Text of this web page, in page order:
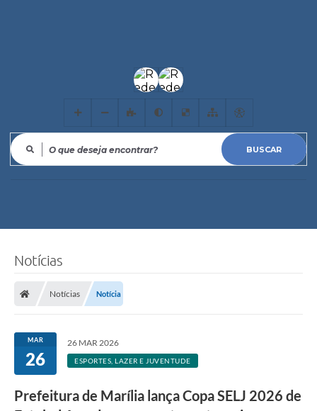
O que deseja encontrar?
Notícias
Notícias Notícia
MAR
26
26 MAR 2026
ESPORTES, LAZER E JUVENTUDE
Prefeitura de Marília lança Copa SELJ 2026 de